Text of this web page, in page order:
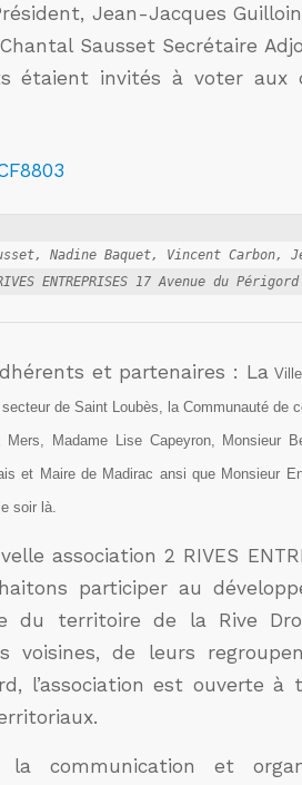
Jean-Jacques
Sausset Secrétaire
étaient invités à voter aux
Nadine Baquet, Vincent Carbon,
et partenaires : La
de Saint Loubès, la Communauté de
Madame Lise Capeyron,
Monsieur
et Maire de Madirac ansi que Monsieur
soir là.
association 2 RIVES
participer au
du territoire de la Rive
voisines, de leurs
l’association est ouverte à
communication et